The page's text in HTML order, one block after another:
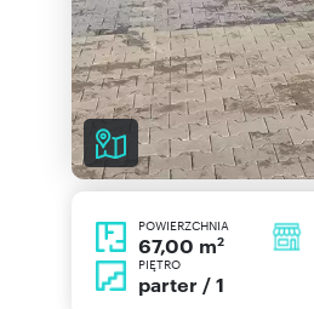
POWIERZCHNIA
67,00 m2
PIĘTRO
parter / 1